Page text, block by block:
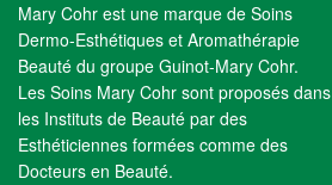
Mary Cohr est une marque de Soins
Dermo-Esthétiques et Aromathérapie
Beauté du groupe Guinot-Mary Cohr.
Les Soins Mary Cohr sont proposés dans
les Instituts de Beauté par des
Esthéticiennes formées comme des
Docteurs en Beauté.